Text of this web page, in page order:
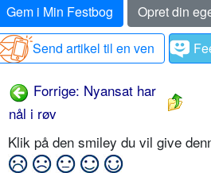
Gem i Min Festbog
Opret din
Send artikel til en ven
Forrige: Nyansat har
nål i røv
Klik på den smiley du vil give